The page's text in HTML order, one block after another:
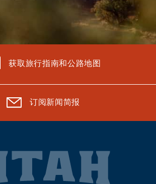
获取旅行指南和公路地图
订阅新闻简报